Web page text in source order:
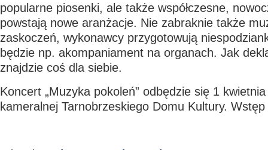
popularne piosenki, ale także współczesne,
powstają nowe aranżacje. Nie zabraknie także
zaskoczeń, wykonawcy przygotowują
będzie np. akompaniament na organach. Jak
znajdzie coś dla siebie.
Koncert „Muzyka pokoleń” odbędzie się 1
kameralnej Tarnobrzeskiego Domu Kultury.